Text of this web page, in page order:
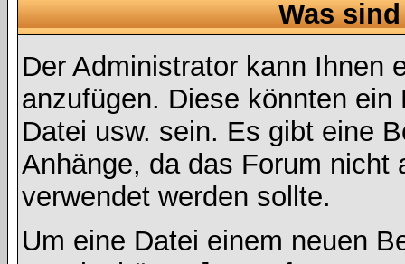
Was
Der Administrator kann Ihnen
anzufügen. Diese könnten
Datei usw. sein. Es gibt eine
Anhänge, da das Forum nicht
verwendet werden sollte.
Um eine Datei einem neuen